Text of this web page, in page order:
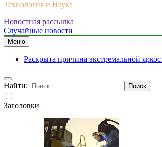
Технология и Наука
Новостная рассылка
Случайные новости
Меню
Раскрыта причина экстремальной
Найти:
Заголовки